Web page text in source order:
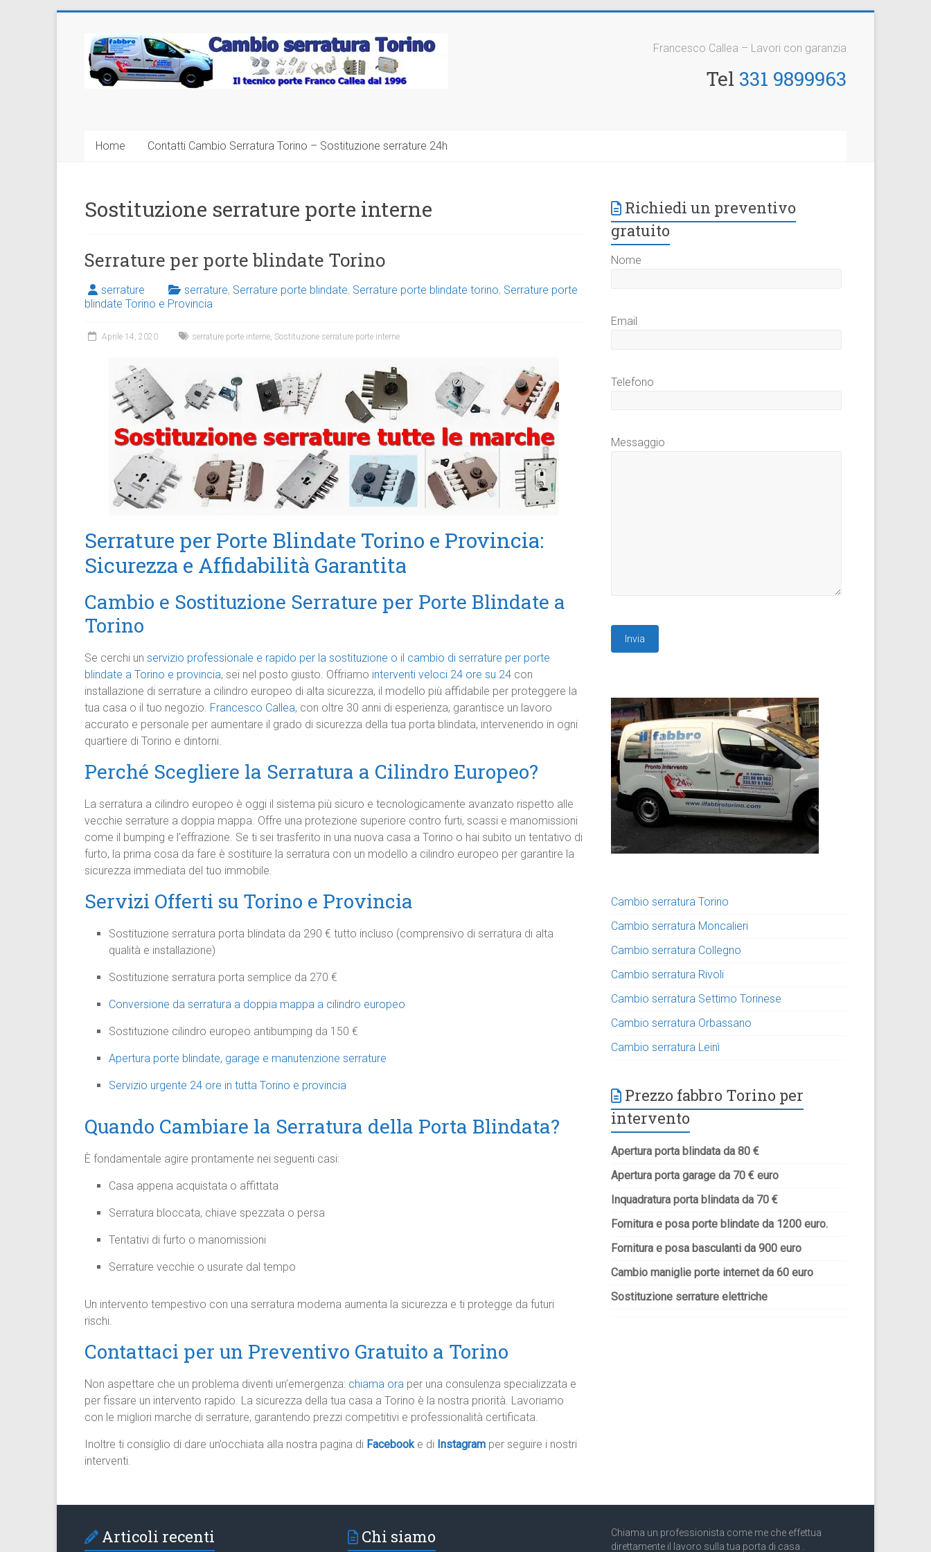
contenutoCambio
Serratura
Francesco Callea – Lavori con garanzia
Tel 331 9899963
Home Contatti Cambio Serratura Torino – Sostituzione serrature 24h
Sostituzione serrature porte interne
Serrature per porte blindate Torino
serrature serrature, Serrature porte blindate, Serrature porte blindate torino, Serrature porte
blindate Torino e Provincia
Aprile 14, 2020 serrature porte interne, Sostituzione serrature porte interne
Serrature per Porte Blindate Torino e Provincia:
Sicurezza e Affidabilità Garantita
Cambio e Sostituzione Serrature per Porte Blindate a
Torino
Se cerchi un servizio professionale e rapido per la sostituzione o il cambio di serrature per porte
blindate a Torino e provincia, sei nel posto giusto. Offriamo interventi veloci 24 ore su 24 con
installazione di serrature a cilindro europeo di alta sicurezza, il modello più affidabile per proteggere la
tua casa o il tuo negozio. Francesco Callea, con oltre 30 anni di esperienza, garantisce un lavoro
accurato e personale per aumentare il grado di sicurezza della tua porta blindata, intervenendo in ogni
quartiere di Torino e dintorni.
Perché Scegliere la Serratura a Cilindro Europeo?
La serratura a cilindro europeo è oggi il sistema più sicuro e tecnologicamente avanzato rispetto alle
vecchie serrature a doppia mappa. Offre una protezione superiore contro furti, scassi e manomissioni
come il bumping e l’effrazione. Se ti sei trasferito in una nuova casa a Torino o hai subito un tentativo di
furto, la prima cosa da fare è sostituire la serratura con un modello a cilindro europeo per garantire la
sicurezza immediata del tuo immobile.
Servizi Offerti su Torino e Provincia
Sostituzione serratura porta blindata da 290 € tutto incluso (comprensivo di serratura di alta
qualità e installazione)
Sostituzione serratura porta semplice da 270 €
Conversione da serratura a doppia mappa a cilindro europeo
Sostituzione cilindro europeo antibumping da 150 €
Apertura porte blindate, garage e manutenzione serrature
Servizio urgente 24 ore in tutta Torino e provincia
Quando Cambiare la Serratura della Porta Blindata?
È fondamentale agire prontamente nei seguenti casi:
Casa appena acquistata o affittata
Serratura bloccata, chiave spezzata o persa
Tentativi di furto o manomissioni
Serrature vecchie o usurate dal tempo
Un intervento tempestivo con una serratura moderna aumenta la sicurezza e ti protegge da futuri
rischi.
Contattaci per un Preventivo Gratuito a Torino
Non aspettare che un problema diventi un’emergenza: chiama ora per una consulenza specializzata e
per fissare un intervento rapido. La sicurezza della tua casa a Torino è la nostra priorità. Lavoriamo
con le migliori marche di serrature, garantendo prezzi competitivi e professionalità certificata.
Inoltre ti consiglio di dare un’occhiata alla nostra pagina di Facebook e di Instagram per seguire i nostri
interventi.
Richiedi un preventivo
gratuito
Nome
Email
Telefono
Messaggio
Cambio serratura Torino
Cambio serratura Moncalieri
Cambio serratura Collegno
Cambio serratura Rivoli
Cambio serratura Settimo Torinese
Cambio serratura Orbassano
Cambio serratura Leinì
Prezzo fabbro Torino per
intervento
Apertura porta blindata da 80 €
Apertura porta garage da 70 € euro
Inquadratura porta blindata da 70 €
Fornitura e posa porte blindate da 1200 euro.
Fornitura e posa basculanti da 900 euro
Cambio maniglie porte internet da 60 euro
Sostituzione serrature elettriche
Articoli recenti Chi siamo
Chiama un professionista come me che effettua
direttamente il lavoro sulla tua porta di casa .